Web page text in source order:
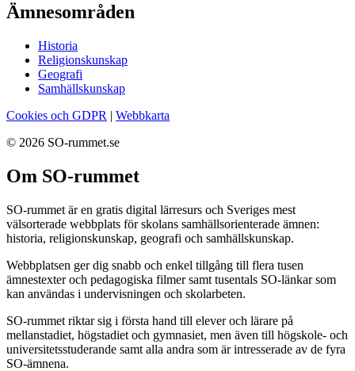
Ämnesområden
Historia
Religionskunskap
Geografi
Samhällskunskap
Cookies och GDPR | Webbkarta
© 2026 SO-rummet.se
Om SO-rummet
SO-rummet är en gratis digital lärresurs och Sveriges mest
välsorterade webbplats för skolans samhällsorienterade ämnen:
historia, religionskunskap, geografi och samhällskunskap.
Webbplatsen ger dig snabb och enkel tillgång till flera tusen
ämnestexter och pedagogiska filmer samt tusentals SO-länkar som
kan användas i undervisningen och skolarbeten.
SO-rummet riktar sig i första hand till elever och lärare på
mellanstadiet, högstadiet och gymnasiet, men även till högskole- och
universitetsstuderande samt alla andra som är intresserade av de fyra
SO-ämnena.